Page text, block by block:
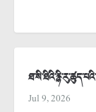
Jul 9, 2026